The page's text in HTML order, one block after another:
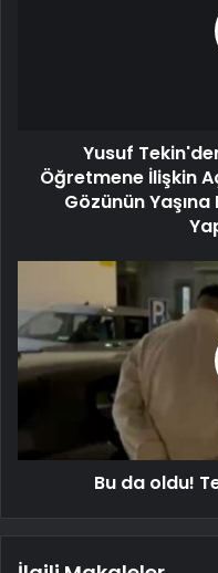
Yusuf
Öğretmene İlişkin
Gözünün
Bu da oldu!